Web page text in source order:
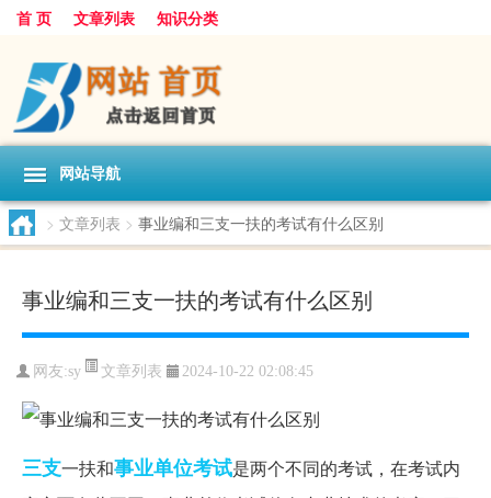
首 页 文章列表 知识分类
网站导航
> 文章列表 > 事业编和三支一扶的考试有什么区别
事业编和三支一扶的考试有什么区别
网友:sy 文章列表 2024-10-22 02:08:45
三支一扶和事业单位考试是两个不同的考试，在考试内